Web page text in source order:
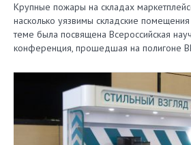
Крупные пожары на складах
насколько уязвимы складские
теме была посвящена Всероссийская
конференция, прошедшая на полигоне